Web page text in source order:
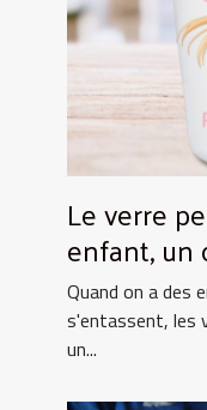
Le verre
enfant, un
toujours !
Quand on a des
s'entassent, les
un...